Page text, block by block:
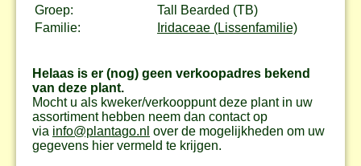
Groep:
Tall Bearded (TB)
Familie:
Iridaceae (Lissenfamilie)
Helaas is er (nog) geen verkoopadres bekend
van deze plant.
Mocht u als kweker/verkooppunt deze plant in uw
assortiment hebben neem dan contact op
via info@plantago.nl over de mogelijkheden om uw
gegevens hier vermeld te krijgen.